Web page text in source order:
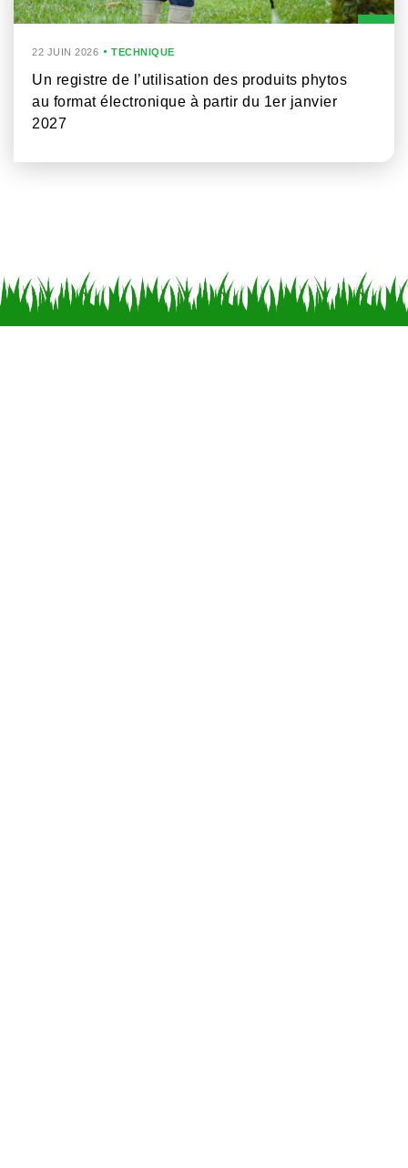
22 JUIN 2026 TECHNIQUE
Un registre de l’utilisation des produits phytos
au format électronique à partir du 1er janvier
2027